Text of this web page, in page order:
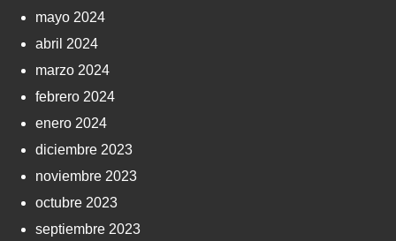
mayo 2024
abril 2024
marzo 2024
febrero 2024
enero 2024
diciembre 2023
noviembre 2023
octubre 2023
septiembre 2023